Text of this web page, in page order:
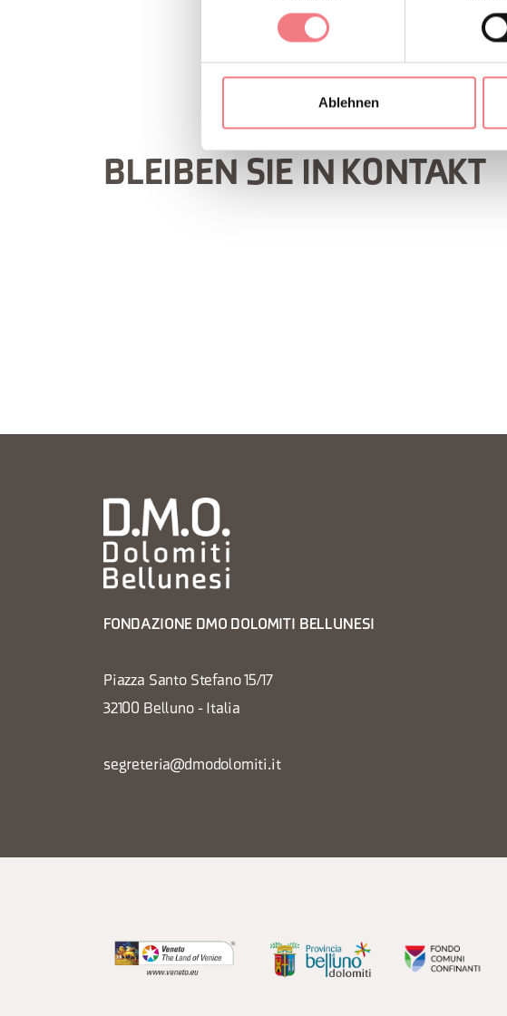
Ablehnen
BLEIBEN SIE IN KONTAKT
FONDAZIONE DMO DOLOMITI BELLUNESI
Piazza Santo Stefano 15/17
32100 Belluno - Italia
segreteria@dmodolomiti.it